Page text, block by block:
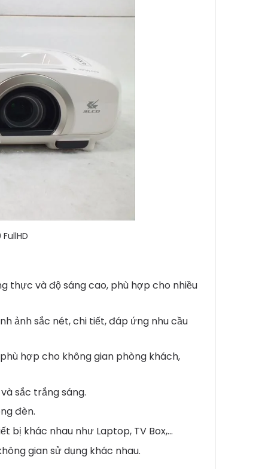
thực và độ sáng cao, phù hợp cho nhiều
ảnh sắc nét, chi tiết, đáp ứng nhu cầu
hợp cho không gian phòng khách,
sắc trắng sáng.
đèn.
bị khác nhau như Laptop, TV Box,...
gian sử dụng khác nhau.